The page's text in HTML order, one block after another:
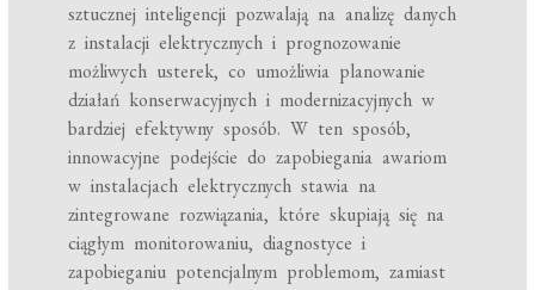
sztucznej inteligencji pozwalają na analizę danych
z instalacji elektrycznych i prognozowanie
możliwych usterek, co umożliwia planowanie
działań konserwacyjnych i modernizacyjnych w
bardziej efektywny sposób. W ten sposób,
innowacyjne podejście do zapobiegania awariom
w instalacjach elektrycznych stawia na
zintegrowane rozwiązania, które skupiają się na
ciągłym monitorowaniu, diagnostyce i
zapobieganiu potencjalnym problemom, zamiast